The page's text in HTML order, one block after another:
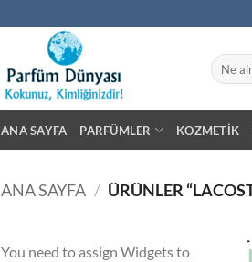
Ara:
ANA SAYFA PARFÜMLER KOZMETIK
ANA SAYFA / ÜRÜNLER
You need to assign Widgets to